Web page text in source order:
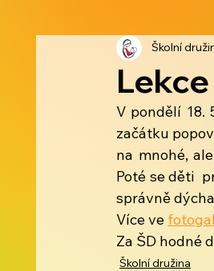
Školní
V pondělí 18.
začátku
na mnohé,
Poté se děti
správně
Více ve
Za ŠD hodné
Školní družina